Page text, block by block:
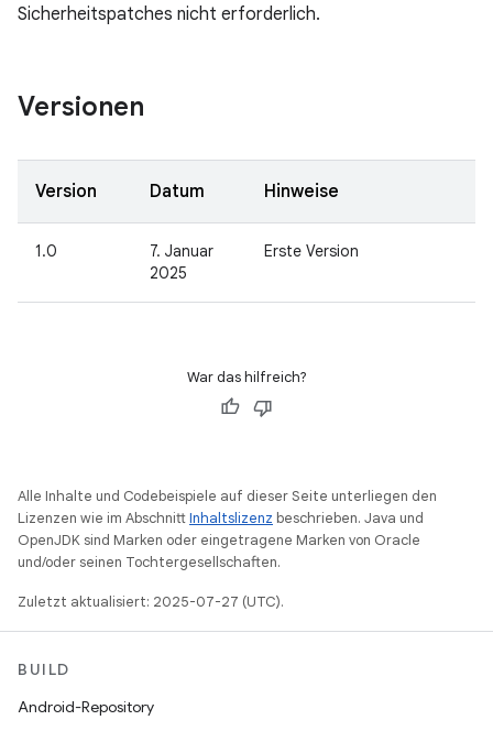
Sicherheitspatches nicht erforderlich.
Versionen
Version Datum Hinweise
1.0
7. Januar
2025
Erste Version
War das hilfreich?
Alle Inhalte und Codebeispiele auf dieser Seite unterliegen den
Lizenzen wie im AbschnittInhaltslizenz beschrieben. Java und
OpenJDK sind Marken oder eingetragene Marken von Oracle
und/oder seinen Tochtergesellschaften.
Zuletzt aktualisiert: 2025-07-27 (UTC).
BUILD
Android-Repository